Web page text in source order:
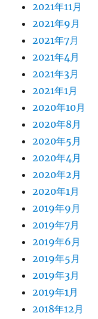
2021年11月
2021年9月
2021年7月
2021年4月
2021年3月
2021年1月
2020年10月
2020年8月
2020年5月
2020年4月
2020年2月
2020年1月
2019年9月
2019年7月
2019年6月
2019年5月
2019年3月
2019年1月
2018年12月